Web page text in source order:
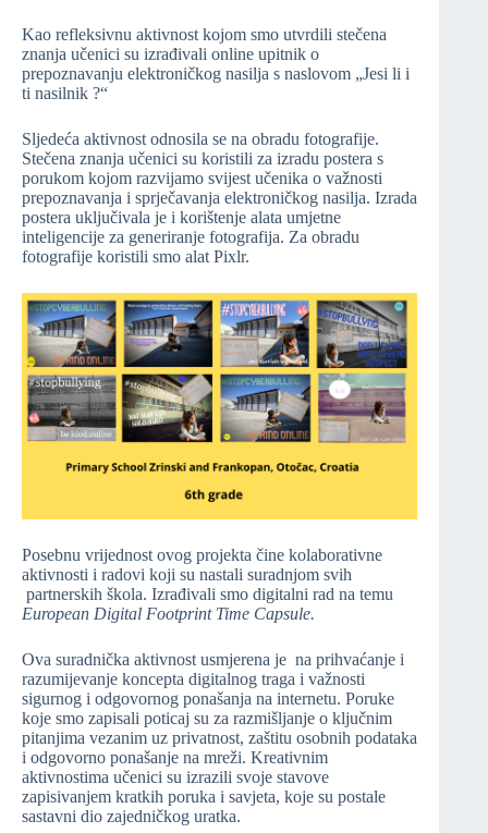
Kao refleksivnu aktivnost kojom smo utvrdili stečena
znanja učenici su izrađivali online upitnik o
prepoznavanju elektroničkog nasilja s naslovom „Jesi li i
ti nasilnik ?“
Sljedeća aktivnost odnosila se na obradu fotografije.
Stečena znanja učenici su koristili za izradu postera s
porukom kojom razvijamo svijest učenika o važnosti
prepoznavanja i sprječavanja elektroničkog nasilja. Izrada
postera uključivala je i korištenje alata umjetne
inteligencije za generiranje fotografija. Za obradu
fotografije koristili smo alat Pixlr.
Posebnu vrijednost ovog projekta čine kolaborativne
aktivnosti i radovi koji su nastali suradnjom svih
partnerskih škola. Izrađivali smo digitalni rad na temu
European Digital Footprint Time Capsule.
Ova suradnička aktivnost usmjerena je na prihvaćanje i
razumijevanje koncepta digitalnog traga i važnosti
sigurnog i odgovornog ponašanja na internetu. Poruke
koje smo zapisali poticaj su za razmišljanje o ključnim
pitanjima vezanim uz privatnost, zaštitu osobnih podataka
i odgovorno ponašanje na mreži. Kreativnim
aktivnostima učenici su izrazili svoje stavove
zapisivanjem kratkih poruka i savjeta, koje su postale
sastavni dio zajedničkog uratka.